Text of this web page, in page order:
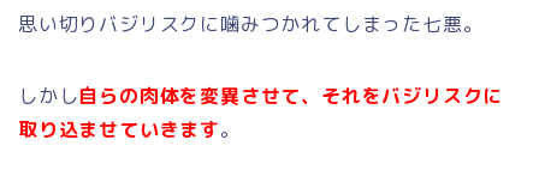
思い切りバジリスクに噛みつかれてしまった七悪。
しかし自らの肉体を変異させて、それをバジリスクに
取り込ませていきます。